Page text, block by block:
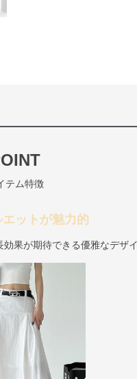
テム特徴
ットが魅力的
果が期待できる優雅なデザ